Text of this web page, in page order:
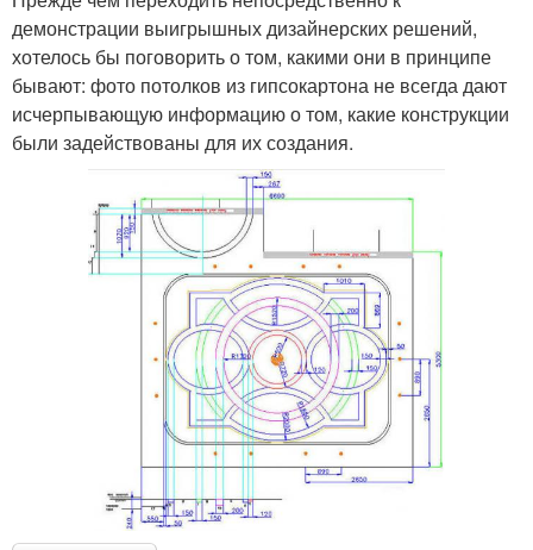
демонстрации выигрышных дизайнерских решений,
хотелось бы поговорить о том, какими они в принципе
бывают: фото потолков из гипсокартона не всегда дают
исчерпывающую информацию о том, какие конструкции
были задействованы для их создания.